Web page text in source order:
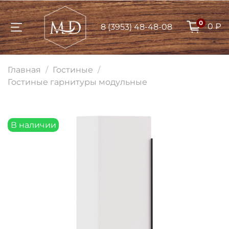
8 (3953) 48-48-08 0 0 ₽
Главная
Гостиные
Гостиные гарнитуры модульные
В наличии
Для клиентов всех банков
Разбейте